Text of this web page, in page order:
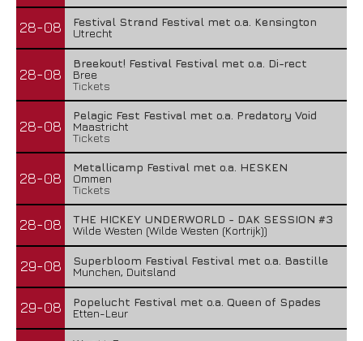
28-08
Festival Strand Festival met o.a. Kensington
Utrecht
28-08
Breekout! Festival Festival met o.a. Di-rect
Bree
Tickets
28-08
Pelagic Fest Festival met o.a. Predatory Void
Maastricht
Tickets
28-08
Metallicamp Festival met o.a. HESKEN
Ommen
Tickets
28-08
THE HICKEY UNDERWORLD - DAK SESSION #3
Wilde Westen (Wilde Westen (Kortrijk))
29-08
Superbloom Festival Festival met o.a. Bastille
Munchen, Duitsland
29-08
Popelucht Festival met o.a. Queen of Spades
Etten-Leur